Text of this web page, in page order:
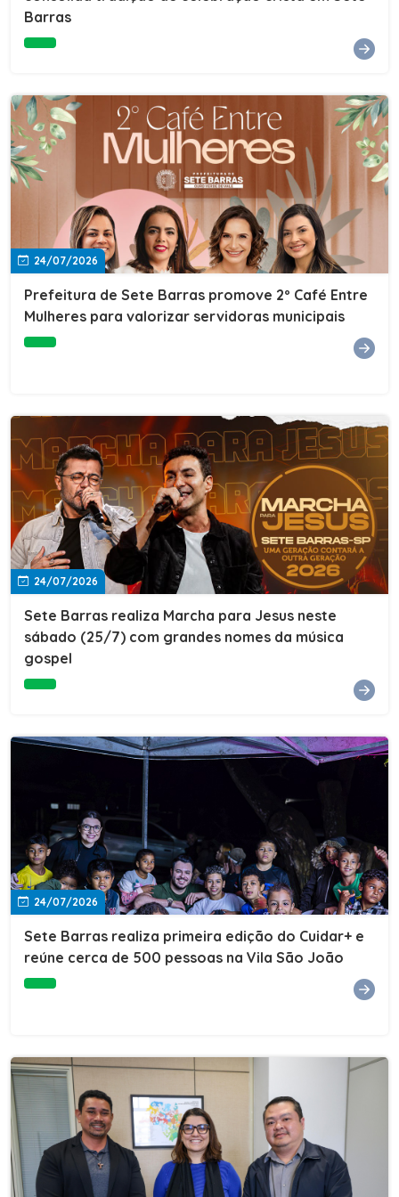
e do Instituto de Desenvolvimento Profissional
fundador da empresa Seu Consultor.Inscrições: FAÇA
AQUI
Barras
24/07/2026
Prefeitura de Sete Barras promove 2º Café Entre
Mulheres para valorizar servidoras municipais
24/07/2026
Sete Barras realiza Marcha para Jesus neste
sábado (25/7) com grandes nomes da música
gospel
24/07/2026
Sete Barras realiza primeira edição do Cuidar+ e
reúne cerca de 500 pessoas na Vila São João